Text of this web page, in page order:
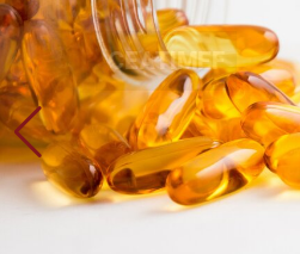
Portal de
para
CEATIMEF
Confederación